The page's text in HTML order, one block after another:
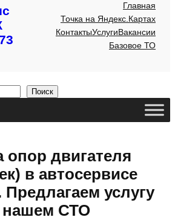
Главная
Точка на Яндекс.Картах
КонтактыУслугиВакансии
Базовое ТО
Поиск
опор двигателя
в автосервисе
Предлагаем услугу
нашем СТО